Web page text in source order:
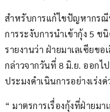
สำหรับการแก้ไขปัญหากรณี
การระงับการนำเข้ากุ้ง 5 ช
รายงานว่า ฝ่ายมาเลเซียขอ
กล่าวจากวันที่ 8 มิ.ย. ออกไ
ประมงดำเนินการอย่างเร่ง
“ มาตรการเรื่องกุ้งที่ฝ่ายม